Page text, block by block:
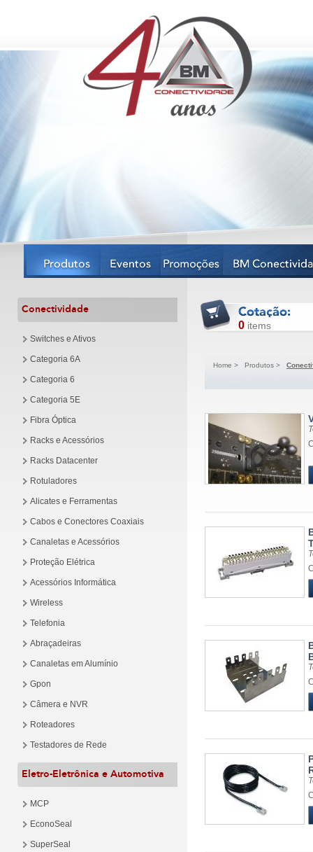
Conectividade
Switches e Ativos
Categoria 6A
Categoria 6
Categoria 5E
Fibra Óptica
Racks e Acessórios
Racks Datacenter
Rotuladores
Alicates e Ferramentas
Cabos e Conectores Coaxiais
Canaletas e Acessórios
Proteção Elétrica
Acessórios Informática
Wireless
Telefonia
Abraçadeiras
Canaletas em Alumínio
Gpon
Câmera e NVR
Roteadores
Testadores de Rede
Eletro-Eletrônica e Automotiva
MCP
EconoSeal
SuperSeal
0 items
Home > Produtos >